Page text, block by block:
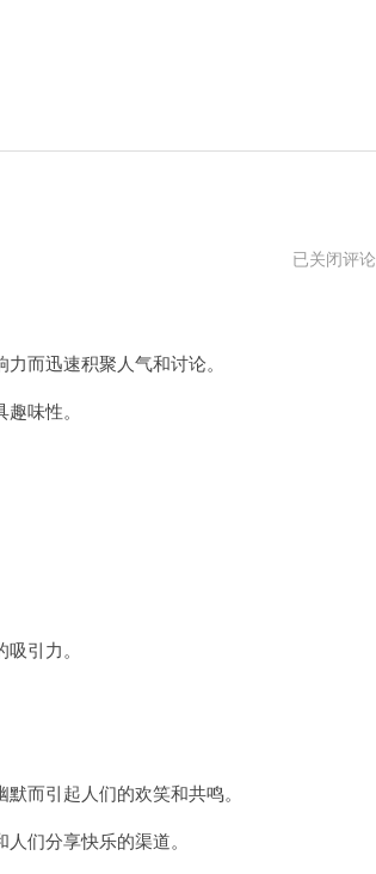
推
已关闭评论
而迅速积聚人气和讨论。
味性。
引力。
而引起人们的欢笑和共鸣。
们分享快乐的渠道。